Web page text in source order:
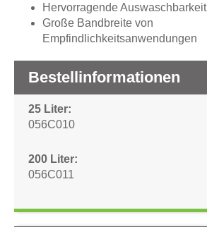
Hervorragende Auswaschbarkeit
Große Bandbreite von
Empfindlichkeitsanwendungen
Bestellinformationen
25 Liter
056C010
200 Liter
056C011